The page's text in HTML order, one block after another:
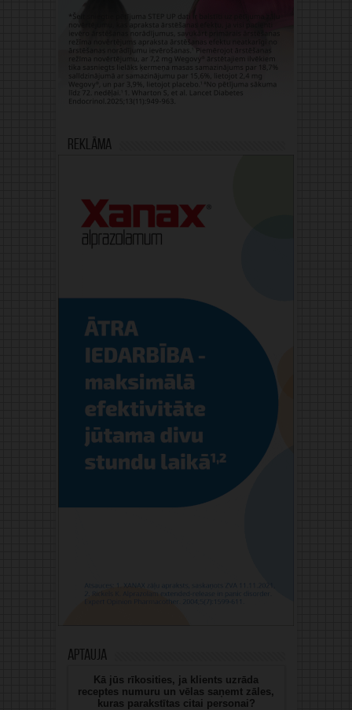
Reklāma
Aptauja
Kā jūs rīkosities, ja klients uzrāda
receptes numuru un vēlas saņemt zāles,
kuras parakstītas citai personai?